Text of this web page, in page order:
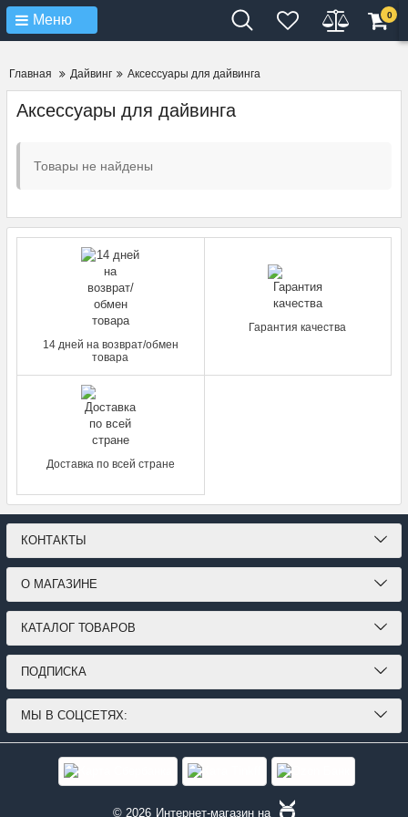
Verification: 4d3cd267c9851eb4
Меню 0
Главная Дайвинг Аксессуары для дайвинга
Аксессуары для дайвинга
Товары не найдены
14 дней на возврат/обмен
товара
Гарантия качества
Доставка по всей стране
КОНТАКТЫ
О МАГАЗИНЕ
КАТАЛОГ ТОВАРОВ
ПОДПИСКА
МЫ В СОЦСЕТЯХ:
© 2026 Интернет-магазин на